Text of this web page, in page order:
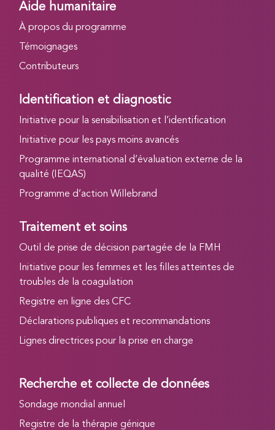
Aide humanitaire
À propos du programme
Témoignages
Contributeurs
Identification et diagnostic
Initiative pour la sensibilisation et l’identification
Initiative pour les pays moins avancés
Programme international d’évaluation externe de la
qualité (IEQAS)
Programme d’action Willebrand
Traitement et soins
Outil de prise de décision partagée de la FMH
Initiative pour les femmes et les filles atteintes de
troubles de la coagulation
Registre en ligne des CFC
Déclarations publiques et recommandations
Lignes directrices pour la prise en charge
Recherche et collecte de données
Sondage mondial annuel
Registre de la thérapie génique